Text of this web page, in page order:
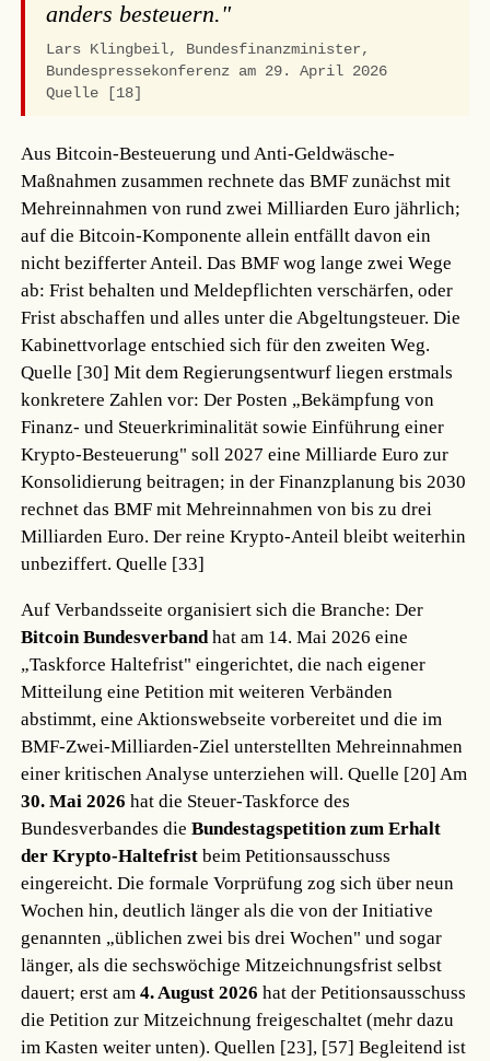
anders besteuern."
Lars Klingbeil, Bundesfinanzminister,
Bundespressekonferenz am 29. April 2026
Quelle [18]
Aus Bitcoin-Besteuerung und Anti-Geldwäsche-
Maßnahmen zusammen rechnete das BMF zunächst mit
Mehreinnahmen von rund zwei Milliarden Euro jährlich;
auf die Bitcoin-Komponente allein entfällt davon ein
nicht bezifferter Anteil. Das BMF wog lange zwei Wege
ab: Frist behalten und Meldepflichten verschärfen, oder
Frist abschaffen und alles unter die Abgeltungsteuer. Die
Kabinettvorlage entschied sich für den zweiten Weg.
Quelle [30] Mit dem Regierungsentwurf liegen erstmals
konkretere Zahlen vor: Der Posten „Bekämpfung von
Finanz- und Steuerkriminalität sowie Einführung einer
Krypto-Besteuerung" soll 2027 eine Milliarde Euro zur
Konsolidierung beitragen; in der Finanzplanung bis 2030
rechnet das BMF mit Mehreinnahmen von bis zu drei
Milliarden Euro. Der reine Krypto-Anteil bleibt weiterhin
unbeziffert.Quelle [33]
Auf Verbandsseite organisiert sich die Branche: Der
Bitcoin Bundesverbandhat am 14. Mai 2026 eine
„Taskforce Haltefrist" eingerichtet, die nach eigener
Mitteilung eine Petition mit weiteren Verbänden
abstimmt, eine Aktionswebseite vorbereitet und die im
BMF-Zwei-Milliarden-Ziel unterstellten Mehreinnahmen
einer kritischen Analyse unterziehen will.Quelle [20] Am
30. Mai 2026 hat die Steuer-Taskforce des
Bundesverbandes dieBundestagspetition zum Erhalt
der Krypto-Haltefrist beim Petitionsausschuss
eingereicht. Die formale Vorprüfung zog sich über neun
Wochen hin, deutlich länger als die von der Initiative
genannten „üblichen zwei bis drei Wochen" und sogar
länger, als die sechswöchige Mitzeichnungsfrist selbst
dauert; erst am4. August 2026 hat der Petitionsausschuss
die Petition zur Mitzeichnung freigeschaltet (mehr dazu
im Kasten weiter unten).Quellen [23], [57] Begleitend ist